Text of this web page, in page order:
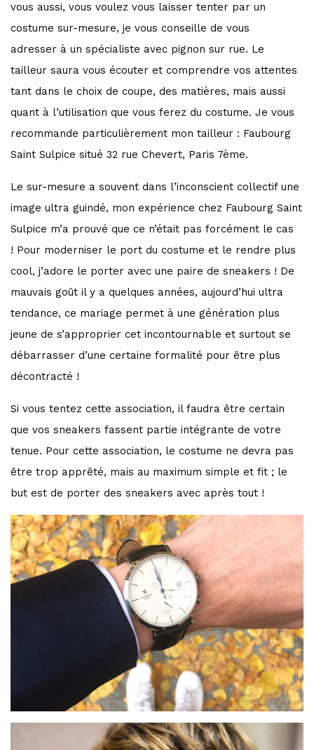
vous aussi, vous voulez vous laisser tenter par un
costume sur-mesure, je vous conseille de vous
adresser à un spécialiste avec pignon sur rue. Le
tailleur saura vous écouter et comprendre vos attentes
tant dans le choix de coupe, des matières, mais aussi
quant à l’utilisation que vous ferez du costume. Je vous
recommande particulièrement mon tailleur : Faubourg
Saint Sulpice situé32 rue Chevert, Paris 7ème.
Le sur-mesure a souvent dans l’inconscient collectif une
image ultra guindé, mon expérience chez Faubourg Saint
Sulpice m’a prouvé que ce n’était pas forcément le cas
! Pour moderniser le port du costume et le rendre plus
cool, j’adore le porter avec une paire de sneakers ! De
mauvais goût il y a quelques années, aujourd’hui ultra
tendance, ce mariage permet à une génération plus
jeune de s’approprier cet incontournable et surtout se
débarrasser d’une certaine formalité pour être plus
décontracté !
Si vous tentez cette association, il faudra être certain
que vos sneakers fassent partie intégrante de votre
tenue. Pour cette association, le costume ne devra pas
être trop apprêté, mais au maximum simple et fit ; le
but est de porter des sneakers avec après tout !